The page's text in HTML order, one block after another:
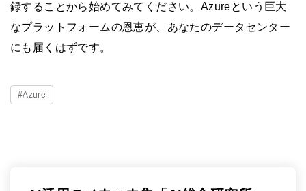
録することから始めてみてください。Azureという巨大
なプラットフォームの恩恵が、あなたのデータセンター
にも届くはずです。
#Azure